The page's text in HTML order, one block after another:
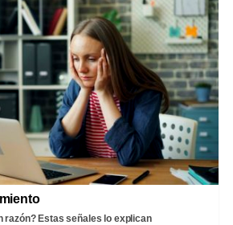
razón? Estas señales lo explican